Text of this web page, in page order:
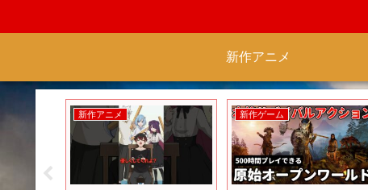
新作アニメ
新作アニメ 新作ゲーム